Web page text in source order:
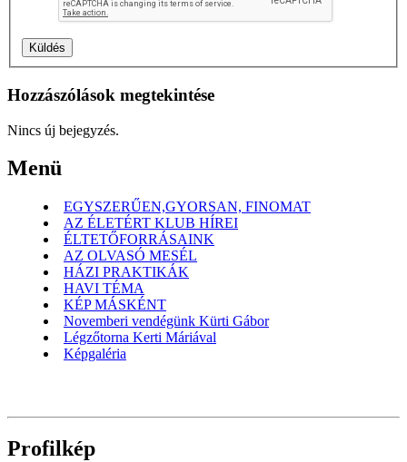
Hozzászólások megtekintése
Nincs új bejegyzés.
Menü
EGYSZERŰEN,GYORSAN, FINOMAT
AZ ÉLETÉRT KLUB HÍREI
ÉLTETŐFORRÁSAINK
AZ OLVASÓ MESÉL
HÁZI PRAKTIKÁK
HAVI TÉMA
KÉP MÁSKÉNT
Novemberi vendégünk Kürti Gábor
Légzőtorna Kerti Máriával
Képgaléria
Profilkép